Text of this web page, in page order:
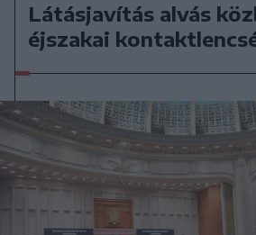
Látásjavítás alvás
éjszakai